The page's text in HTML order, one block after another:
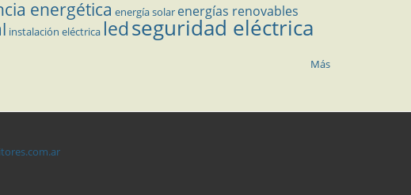
energética energía solar energías renovables
instalación eléctrica ledseguridad eléctrica
Más